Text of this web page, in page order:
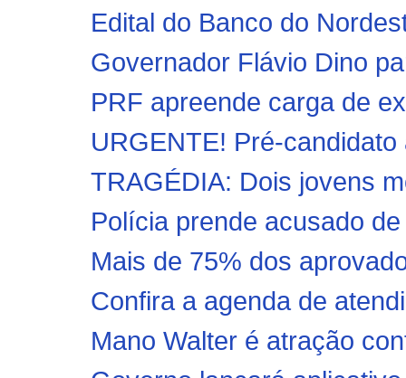
Edital do Banco do
Governador Flávio Dino
PRF apreende carga de
URGENTE! Pré-
TRAGÉDIA: Dois jovens
Polícia prende acusado
Mais de 75% dos
Confira a agenda de
Mano Walter é atração